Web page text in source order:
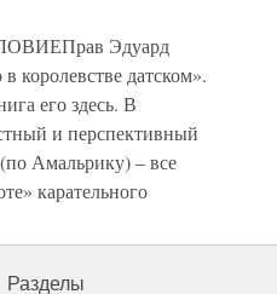
Эдуард
королевстве датском».
его здесь. В
и перспективный
Амальрику) – все
карательного
Разделы